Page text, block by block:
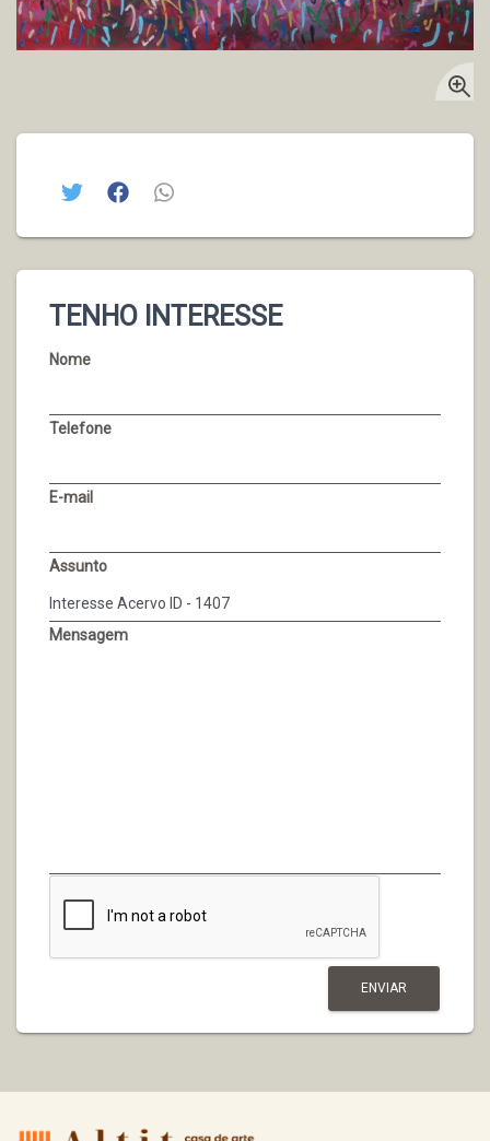
TENHO INTERESSE
Nome
Telefone
E-mail
Assunto
Mensagem